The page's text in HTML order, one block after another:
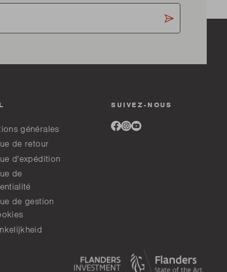
générales
de retour
d'expédition
de
de gestion
SUIVEZ-NOUS
Link
to
Link
to
Link